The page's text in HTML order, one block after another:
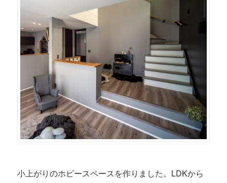
小上がりのホビースペースを作りました。LDKから